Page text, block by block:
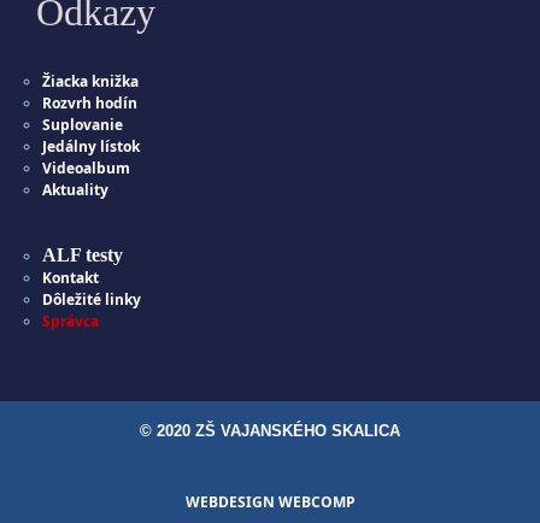
Odkazy
Žiacka knižka
Rozvrh hodín
Suplovanie
Jedálny lístok
Videoalbum
Aktuality
ALF testy
Kontakt
Dôležité linky
Správca
© 2020 ZŠ VAJANSKÉHO SKALICA
WEBDESIGN WEBCOMP